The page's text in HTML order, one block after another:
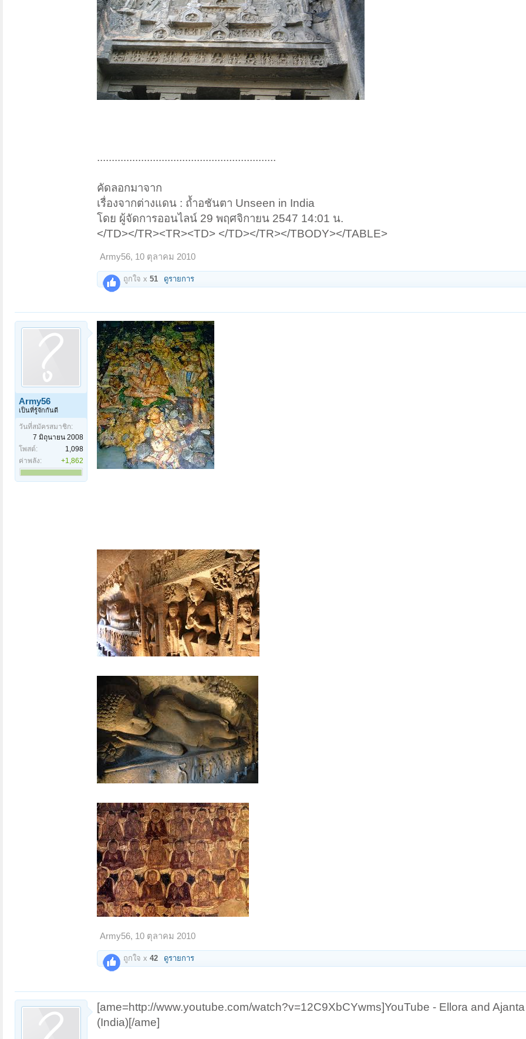
.............................................................
คัดลอกมาจาก
เรื่องจากต่างแดน : ถ้ำอชันตา Unseen in India
โดย ผู้จัดการออนไลน์ 29 พฤศจิกายน 2547 14:01 น.
</TD></TR><TR><TD> </TD></TR></TBODY></TABLE>
Army56, 10 ตุลาคม 2010
ถูกใจ x 51 ดูรายการ
Army56
เป็นที่รู้จักกันดี
วันที่สมัครสมาชิก:
7 มิถุนายน 2008
โพสต์:
1,098
ค่าพลัง:
+1,862
Army56, 10 ตุลาคม 2010
ถูกใจ x 42 ดูรายการ
[ame=http://www.youtube.com/watch?v=12C9XbCYwms]YouTube - Ellora and
(India)[/ame]